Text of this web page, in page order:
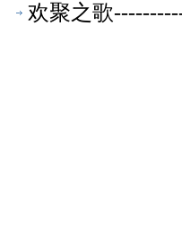
欢聚之歌